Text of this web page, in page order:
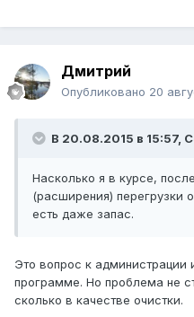
Дмитрий
Опубликовано 20
В 20.08.2015 в 15:57,
Насколько я в курсе,
(расширения) перегрузки
есть даже запас.
Это вопрос к администрации
программе. Но проблема не
сколько в качестве очистки.